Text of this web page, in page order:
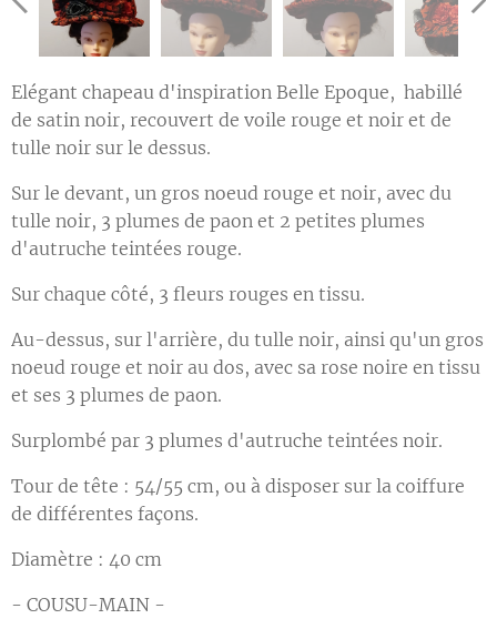
Elégant chapeau d'inspiration Belle Epoque, habillé
de satin noir, recouvert de voile rouge et noir et de
tulle noir sur le dessus.
Sur le devant, un gros noeud rouge et noir, avec du
tulle noir, 3 plumes de paon et 2 petites plumes
d'autruche teintées rouge.
Sur chaque côté, 3 fleurs rouges en tissu.
Au-dessus, sur l'arrière, du tulle noir, ainsi qu'un gros
noeud rouge et noir au dos, avec sa rose noire en tissu
et ses 3 plumes de paon.
Surplombé par 3 plumes d'autruche teintées noir.
Tour de tête : 54/55 cm, ou à disposer sur la coiffure
de différentes façons.
Diamètre : 40 cm
- COUSU-MAIN -